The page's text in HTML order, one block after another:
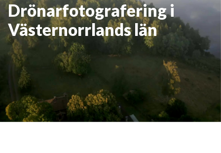
Drönarfotografering i
Västernorrlands län